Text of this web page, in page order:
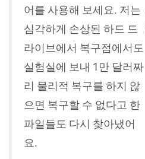
어를 사용해 보세요. 저는
심각하게 손상된 하드 드
라이브에서 복구점에서도
실험실에 보내 1만 달러짜
리 물리적 복구를 하지 않
으면 복구할 수 없다고 한
파일들도 다시 찾아냈어
요.